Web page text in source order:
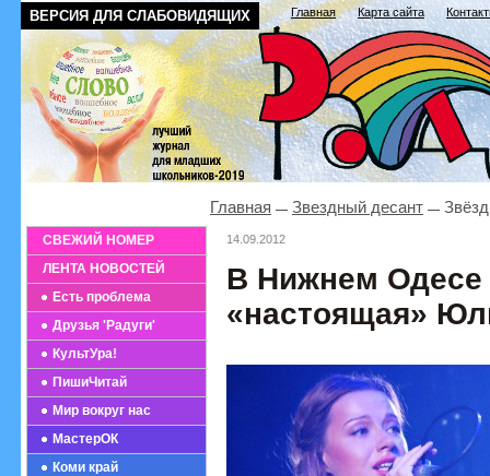
ВЕРСИЯ ДЛЯ СЛАБОВИДЯЩИХ Главная Карта сайта
СВЕЖИЙ НОМЕР
ЛЕНТА НОВОСТЕЙ
Есть проблема
Друзья 'Радуги'
КультУра!
ПишиЧитай
Мир вокруг нас
МастерОК
Коми край
Главная Звездный десант
14.09.2012
В Нижнем Одесе
«настоящая»